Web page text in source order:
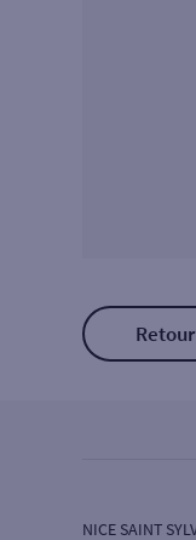
NICE SAINT